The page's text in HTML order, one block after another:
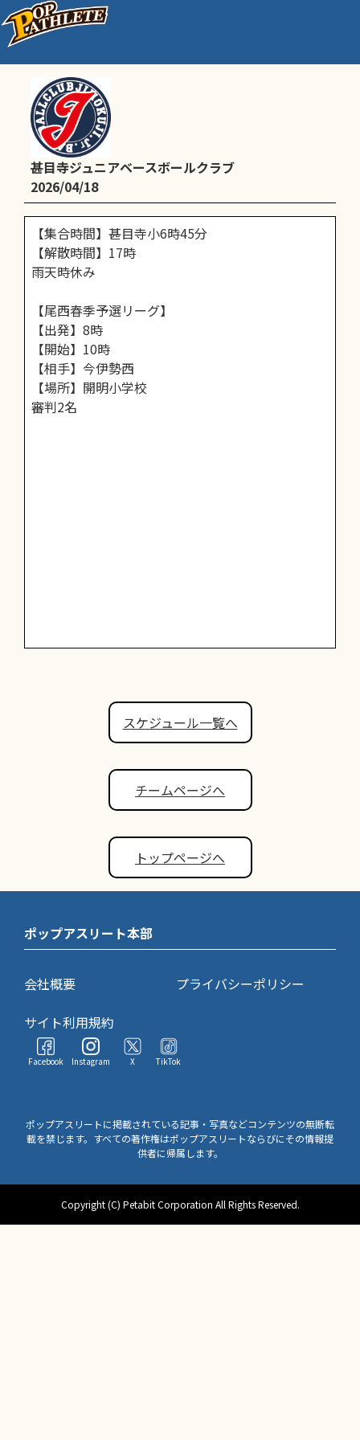
Bチーム予定
甚目寺ジュニアベースボールクラブ
2026/04/18
【集合時間】甚目寺小6時45分
【解散時間】17時
雨天時休み
【尾西春季予選リーグ】
【出発】8時
【開始】10時
【相手】今伊勢西
【場所】開明小学校
審判2名
スケジュール一覧へ
チームページへ
トップページへ
ポップアスリート本部
会社概要
プライバシーポリシー
サイト利用規約
Facebook Instagram X TikTok
ポップアスリートに掲載されている記事・写真などコンテンツの無断転
載を禁じます。すべての著作権はポップアスリートならびにその情報提
供者に帰属します。
Copyright (C) Petabit Corporation All Rights Reserved.